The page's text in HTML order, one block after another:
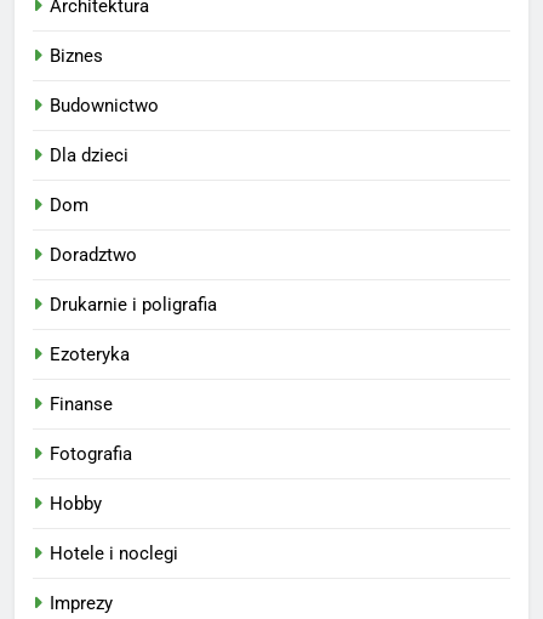
Architektura
Biznes
Budownictwo
Dla dzieci
Dom
Doradztwo
Drukarnie i poligrafia
Ezoteryka
Finanse
Fotografia
Hobby
Hotele i noclegi
Imprezy